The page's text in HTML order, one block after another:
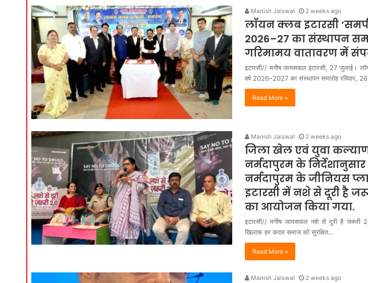
Manish Jaiswal 2 weeks ago
लॉयन क्लब इटारसी
2026–27 का संस्थापन
गरिमामय वातावरण में
इटारसी// मनीष जायसवाल इटारसी, 27 जुलाई।
वर्ष 2026–2027 का संस्थापन समारोह रविवार,
Read More »
Manish Jaiswal 2 weeks ago
जिला खेल एवं युवा
नर्मदापुरम के
नर्मदापुरम के जीनियस
इटारसी में नशे से दूरी है
का आयोजन किया गया.
इटारसी// मनीष जायसवाल नशे से दूरी है जरूरी
खिलाफ हर कदम समाज को सुरक्षित…
Read More »
Manish Jaiswal 2 weeks ago